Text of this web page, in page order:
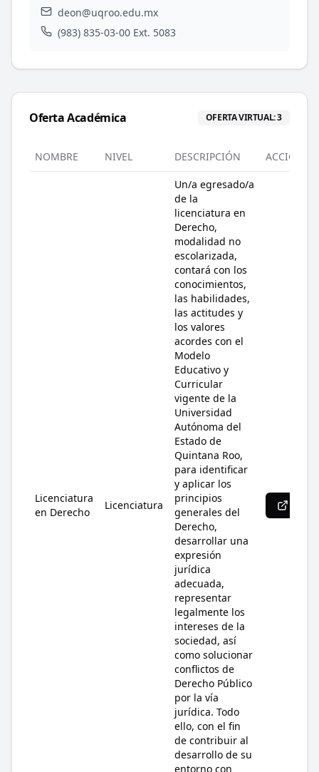
deon@uqroo.edu.mx
(983) 835-03-00 Ext. 5083
Oferta Académica OFERTA VIRTUAL:3
NOMBRE NIVEL DESCRIPCIÓN ACCIÓN
Licenciatura
en Derecho
Licenciatura
Un/a egresado/a
de la
licenciatura en
Derecho,
modalidad no
escolarizada,
contará con los
conocimientos,
las habilidades,
las actitudes y
los valores
acordes con el
Modelo
Educativo y
Curricular
vigente de la
Universidad
Autónoma del
Estado de
Quintana Roo,
para identificar
y aplicar los
principios
generales del
Derecho,
desarrollar una
expresión
jurídica
adecuada,
representar
legalmente los
intereses de la
sociedad, así
como solucionar
conflictos de
Derecho Público
por la vía
jurídica. Todo
ello, con el fin
de contribuir al
desarrollo de su
entorno con